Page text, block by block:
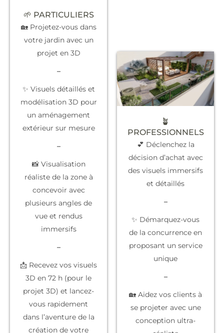
🌱 PARTICULIERS
🏡 Projetez-vous dans
votre jardin avec un
projet en 3D
–
✨ Visuels détaillés et
modélisation 3D pour
un aménagement
extérieur sur mesure
–
📸 Visualisation
réaliste de la zone à
concevoir avec
plusieurs angles de
vue et rendus
immersifs
–
📩 Recevez vos visuels
3D en 72 h (pour le
projet 3D) et lancez-
vous rapidement
dans l’aventure de la
création de votre
🪴
PROFESSIONNELS
💕 Déclenchez la
décision d’achat avec
des visuels immersifs
et détaillés
–
✨ Démarquez-vous
de la concurrence en
proposant un service
unique
–
🏡 Aidez vos clients à
se projeter avec une
conception ultra-